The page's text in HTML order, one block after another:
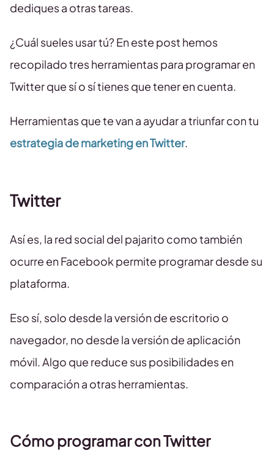
dediques a otras tareas.
¿Cuál sueles usar tú? En este post hemos
recopilado tres herramientas para programar en
Twitter que sí o sí tienes que tener en cuenta.
Herramientas que te van a ayudar a triunfar con tu
estrategia de marketing en Twitter.
Twitter
Así es, la red social del pajarito como también
ocurre en Facebook permite programar desde su
plataforma.
Eso sí, solo desde la versión de escritorio o
navegador, no desde la versión de aplicación
móvil. Algo que reduce sus posibilidades en
comparación a otras herramientas.
Cómo programar con Twitter